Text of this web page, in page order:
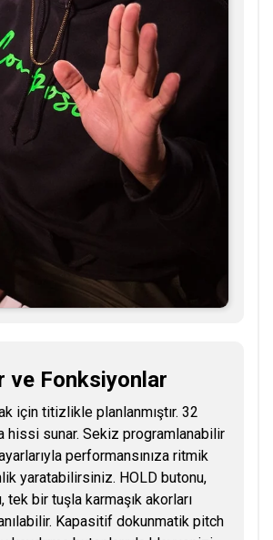
ve Fonksiyonlar
için titizlikle planlanmıştır. 32
sunar. Sekiz programlanabilir
performansınıza ritmik
yaratabilirsiniz. HOLD butonu,
bir tuşla karmaşık akorları
Kapasitif dokunmatik pitch